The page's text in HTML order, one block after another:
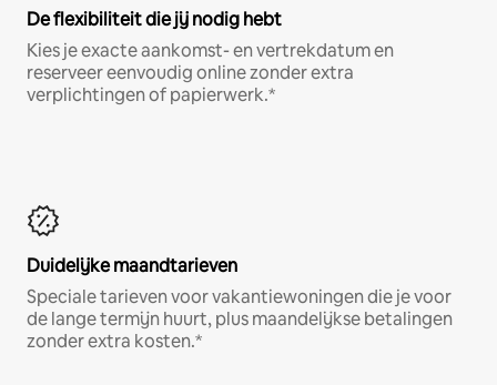
De flexibiliteit die jij nodig hebt
Kies je exacte aankomst- en vertrekdatum en
reserveer eenvoudig online zonder extra
verplichtingen of papierwerk.*
Duidelijke maandtarieven
Speciale tarieven voor vakantiewoningen die je voor
de lange termijn huurt, plus maandelijkse betalingen
zonder extra kosten.*